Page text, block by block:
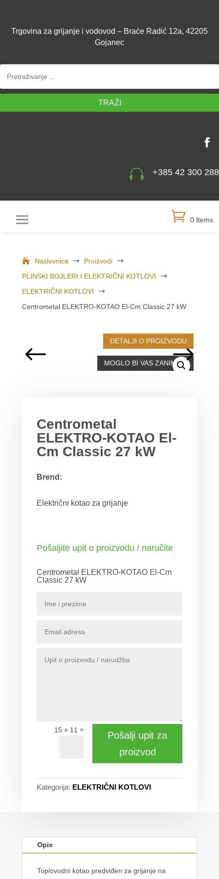
Trgovina za grijanje i vodovod – Braće Radić 12a, 42205
Gojanec
TRAŽI
 +385 42 300 288
0 Items
Naslovnica $ Proizvodi
$
PLINSKI BOJLERI I ELEKTRIČNI KOTLOVI
$
ELEKTRIČNI KOTLOVI
$
Centrometal ELEKTRO-KOTAO El-Cm Classic 27 kW
DETALJI O PROIZVODU
MOGLO BI VAS ZANIMATI
Centrometal
ELEKTRO-KOTAO El-
Cm Classic 27 kW
Brend:
Električni kotao za grijanje
Pošaljite upit o proizvodu / naručite
Centrometal ELEKTRO-KOTAO El-Cm
Classic 27 kW
15 + 11 =
Pošalji upit za
proizvod
Kategorija: ELEKTRIČNI KOTLOVI
Opis
Toplovodni kotao predviđen za grijanje na